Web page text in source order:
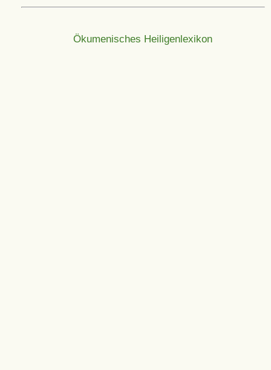
Ökumenisches Heiligenlexikon